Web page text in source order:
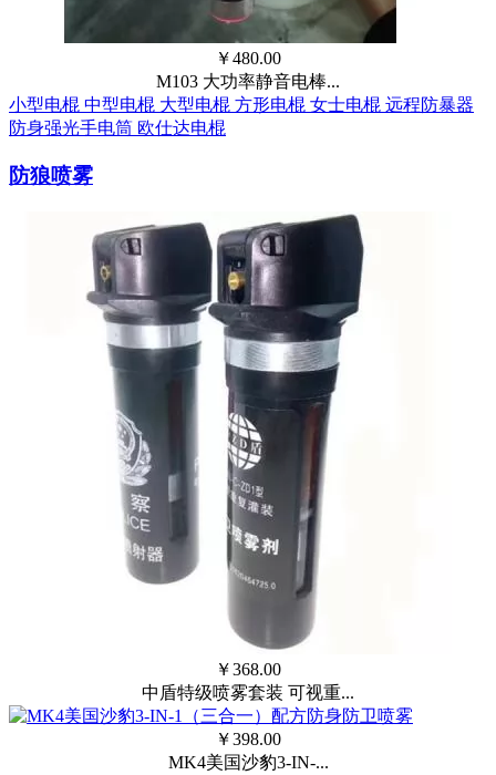
￥480.00
M103 大功率静音电棒...
小型电棍 中型电棍 大型电棍 方形电棍 女士电棍 远程防暴器
防身强光手电筒 欧仕达电棍
防狼喷雾
￥368.00
中盾特级喷雾套装 可视重...
￥398.00
MK4美国沙豹3-IN-...